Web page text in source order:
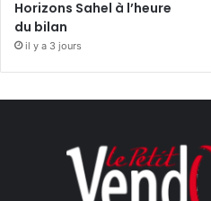
Horizons Sahel à l’heure
du bilan
il y a 3 jours